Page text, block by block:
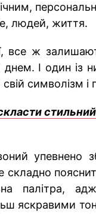
людей, життя.
все ж
днем. І один із
символізм і
упевнено
складно
палітра,
яскравими